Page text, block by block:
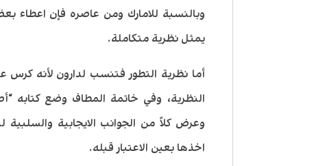
وبالنسبة للامارك ومن عاصره فإن اعطاء
يمثل نظرية متكاملة.
أما نظرية التطور فتنسب لدارون لأنه
النظرية، وفي خاتمة المطاف وضع كتابه
وعرض كلاً من الجوانب الايجابية والسلبية
اخذها بعين الاعتبار قبله.